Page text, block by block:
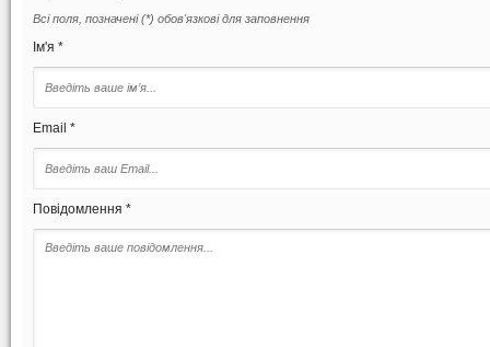
Всі поля, позначені (*) обов'язкові для заповнення
Ім'я *
Email *
Повідомлення *